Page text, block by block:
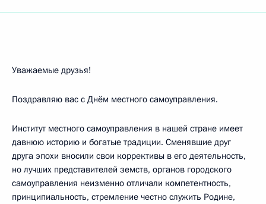
Уважаемые друзья!
Поздравляю вас с Днём местного самоуправления.
Институт местного самоуправления в нашей стране имеет
давнюю историю и богатые традиции. Сменявшие друг
друга эпохи вносили свои коррективы в его деятельность,
но лучших представителей земств, органов городского
самоуправления неизменно отличали компетентность,
принципиальность, стремление честно служить Родине,